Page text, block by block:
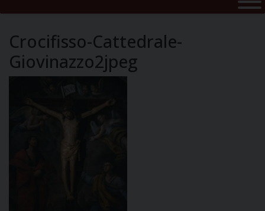
Crocifisso-Cattedrale-
Giovinazzo2jpeg